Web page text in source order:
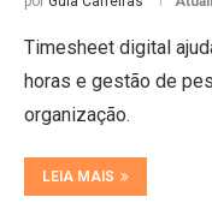
Timesheet digital
horas e gestão de
organização.
LEIA MAIS